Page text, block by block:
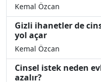
Kemal Özcan
Gizli ihanetler de
yol açar
Kemal Özcan
Cinsel istek neden
azalır?